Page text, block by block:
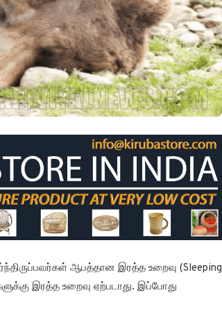
ஆபத்தான இரத்த உறைவு (Sleeping
இரத்த உறைவு ஏற்படாது. இப்போது